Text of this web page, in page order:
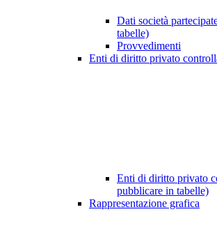
Dati società
tabelle)
Provvedimenti
Enti di diritto privato
Enti di diritto privato
pubblicare in tabelle)
Rappresentazione grafica